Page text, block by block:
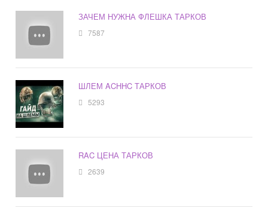
ЗАЧЕМ НУЖНА ФЛЕШКА ТАРКОВ
7587
ШЛЕМ ACHHC ТАРКОВ
5293
RAC ЦЕНА ТАРКОВ
2639